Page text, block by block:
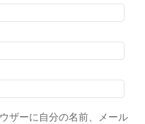
ザーに自分の名前、メール